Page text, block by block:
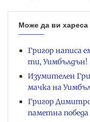
Може да ви
Григор написа
ти, Уимбълдън!
Изумителен
мачка на
Григор
паметна